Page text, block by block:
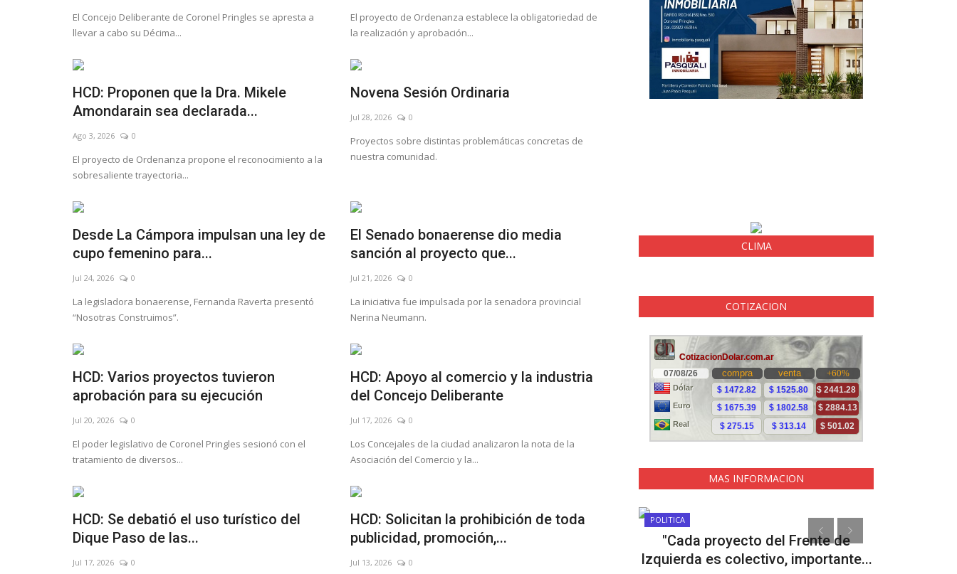
El Concejo Deliberante de Coronel Pringles se apresta a
llevar a cabo su Décima...
El proyecto de Ordenanza establece la obligatoriedad de
la realización y aprobación...
HCD: Proponen que la Dra. Mikele
Amondarain sea declarada...
Ago 3, 2026 0
El proyecto de Ordenanza propone el reconocimiento a la
sobresaliente trayectoria...
Novena Sesión Ordinaria
Jul 28, 2026 0
Proyectos sobre distintas problemáticas concretas de
nuestra comunidad.
Desde La Cámpora impulsan una ley de
cupo femenino para...
Jul 24, 2026 0
La legisladora bonaerense, Fernanda Raverta presentó
“Nosotras Construimos”.
El Senado bonaerense dio media
sanción al proyecto que...
Jul 21, 2026 0
La iniciativa fue impulsada por la senadora provincial
Nerina Neumann.
HCD: Varios proyectos tuvieron
aprobación para su ejecución
Jul 20, 2026 0
El poder legislativo de Coronel Pringles sesionó con el
tratamiento de diversos...
HCD: Apoyo al comercio y la industria
del Concejo Deliberante
Jul 17, 2026 0
Los Concejales de la ciudad analizaron la nota de la
Asociación del Comercio y la...
HCD: Se debatió el uso turístico del
Dique Paso de las...
Jul 17, 2026 0
HCD: Solicitan la prohibición de toda
publicidad, promoción,...
Jul 13, 2026 0
CLIMA
COTIZACION
MAS INFORMACION
y Depresión en
Pandemia
Noticias
Referentes de FeSiMuBo local
visitaron a Municipales de...
POLITICA
"Cada proyecto del Frente de
Izquierda es colectivo, importante...